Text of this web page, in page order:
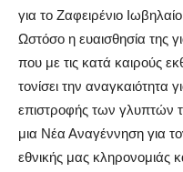
για το Ζαφειρένιο
Ωστόσο η ευαισθησία της
που με τις κατά καιρούς
τονίσει την αναγκαιότητα
επιστροφής των γλυπτών
μια Νέα Αναγέννηση για
εθνικής μας κληρονομιάς